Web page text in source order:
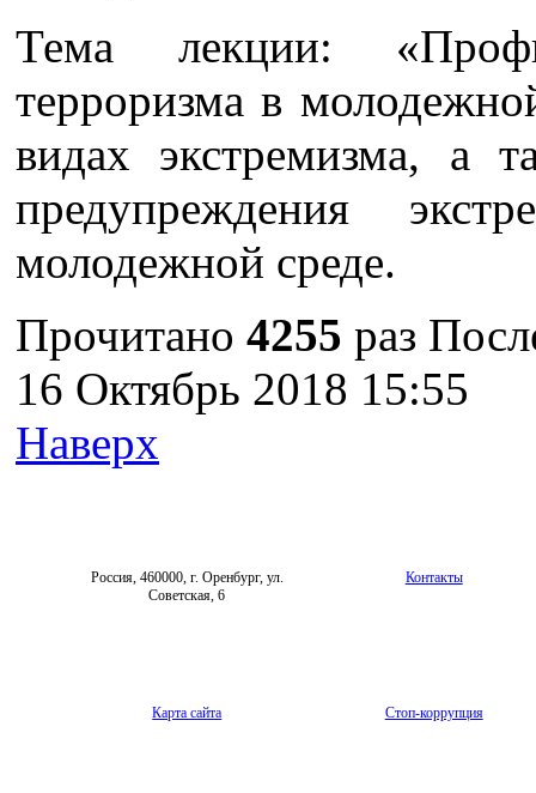
Тема лекции:
терроризма в
видах экстремизма, а
предупреждения
молодежной среде.
Прочитано 4255 раз
16 Октябрь 2018 15:55
Наверх
Россия, 460000, г. Оренбург, ул.
Советская, 6
Контакты
Карта сайта Стоп-коррупция